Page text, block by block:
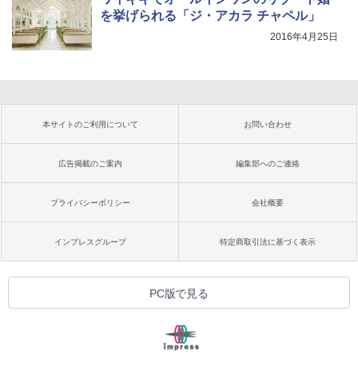
を挙げられる「ジ・アカラ チャペル」
2016年4月25日
本サイトのご利用について お問い合わせ
広告掲載のご案内 編集部へのご連絡
プライバシーポリシー 会社概要
インプレスグループ 特定商取引法に基づく表示
PC版で見る